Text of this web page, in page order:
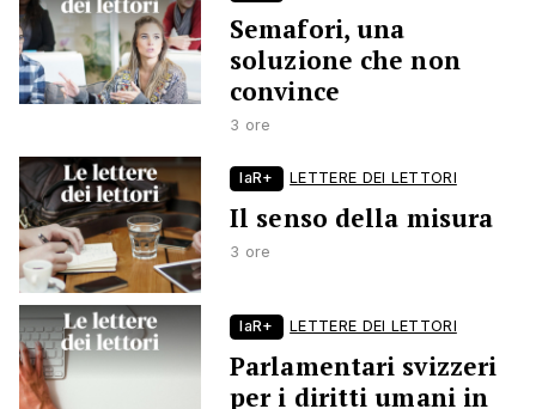
Semafori, una
soluzione che non
convince
3 ore
laR+ LETTERE DEI LETTORI
Il senso della misura
3 ore
laR+ LETTERE DEI LETTORI
Parlamentari svizzeri
per i diritti umani in